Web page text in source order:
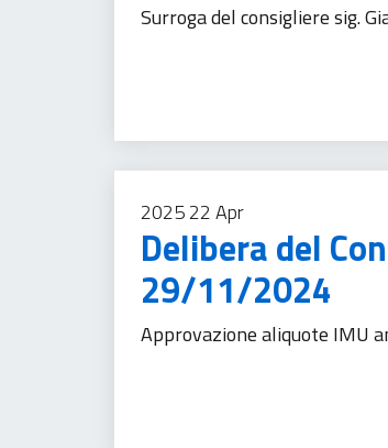
Surroga del consigliere sig.
202522Apr
Delibera del
29/11/2024
Approvazione aliquote IMU